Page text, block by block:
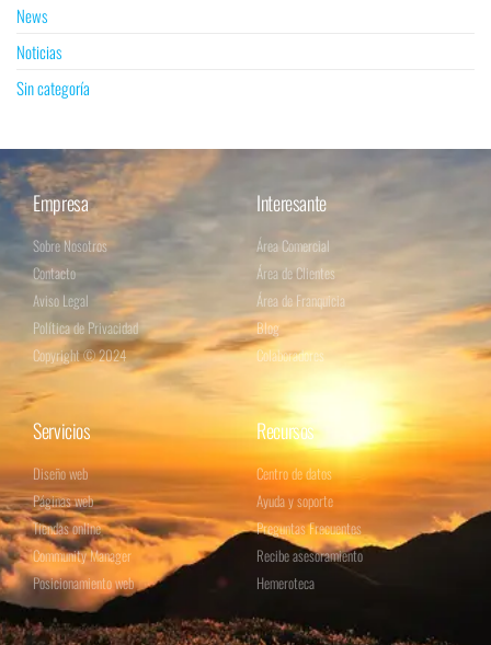
News
Noticias
Sin categoría
Empresa
Sobre Nosotros
Contacto
Aviso Legal
Política de Privacidad
Copyright © 2024
Interesante
Área Comercial
Área de Clientes
Área de Franquicia
Blog
Colaboradores
Servicios
Diseño web
Páginas web
Tiendas online
Community Manager
Posicionamiento web
Recursos
Centro de datos
Ayuda y soporte
Preguntas Frecuentes
Recibe asesoramiento
Hemeroteca